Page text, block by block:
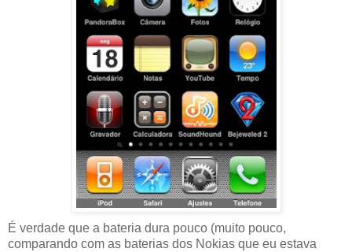
É verdade que a bateria dura pouco (muito pouco,
comparando com as baterias dos Nokias que eu estava